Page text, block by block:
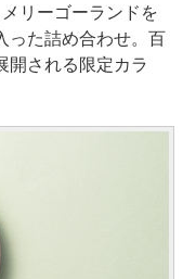
リーゴーランドを
った詰め合わせ。百
開される限定カラ